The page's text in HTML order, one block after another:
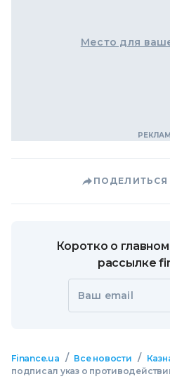
Место для
Коротко о
рассылке
Ваш email
Finance.ua / Все новости /
подписал указ о